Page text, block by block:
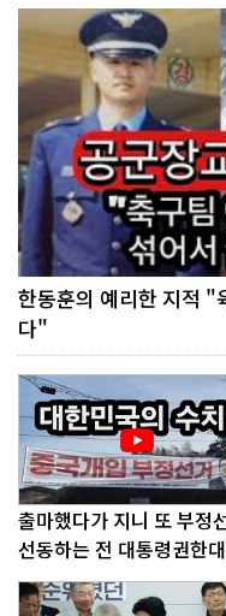
한동훈의 예리한 지적 "
다"
출마했다가 지니 또 부정
선동하는 전 대통령권한